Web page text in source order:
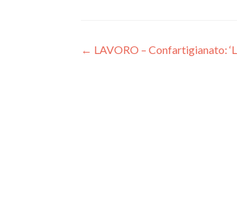
Navigazione
← LAVORO – Confartigianato: